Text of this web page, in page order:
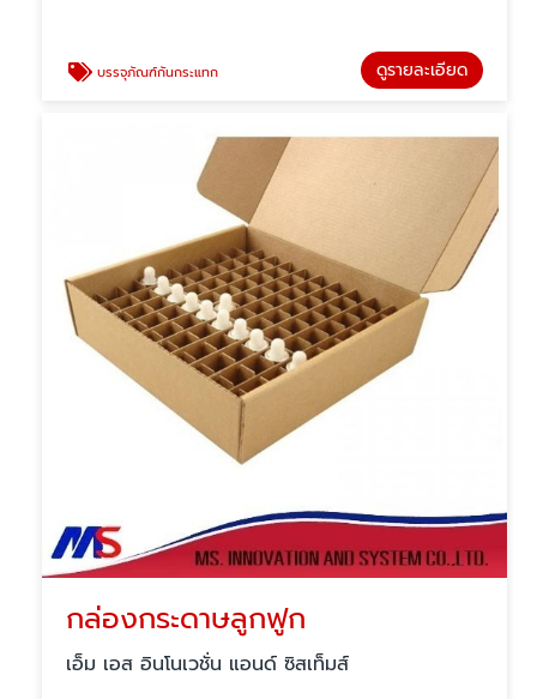
บรรจุภัณฑ์กันกระแทก ดูรายละเอียด
กล่องกระดาษลูกฟูก
เอ็ม เอส อินโนเวชั่น แอนด์ ซิสเท็มส์